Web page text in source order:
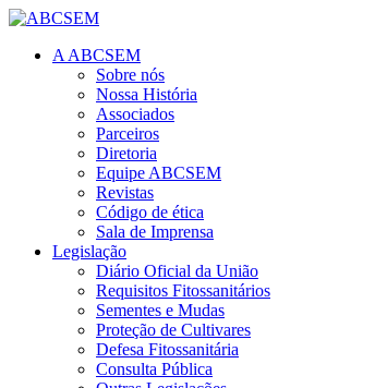
A ABCSEM
Sobre nós
Nossa História
Associados
Parceiros
Diretoria
Equipe ABCSEM
Revistas
Código de ética
Sala de Imprensa
Legislação
Diário Oficial da União
Requisitos Fitossanitários
Sementes e Mudas
Proteção de Cultivares
Defesa Fitossanitária
Consulta Pública